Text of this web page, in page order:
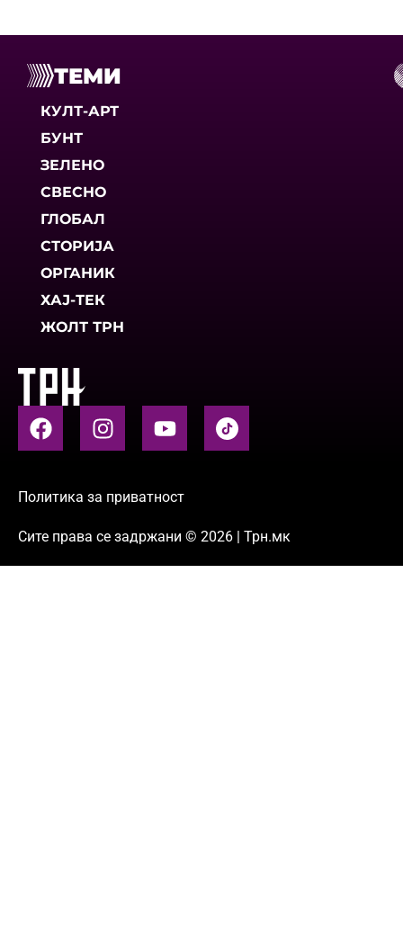
ТЕМИ
КУЛТ-АРТ
БУНТ
ЗЕЛЕНО
СВЕСНО
ГЛОБАЛ
СТОРИЈА
ОРГАНИК
ХАЈ-ТЕК
ЖОЛТ ТРН
Политика за приватност
Сите права се задржани © 2026 | Трн.мк